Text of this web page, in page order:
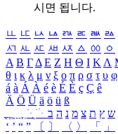
시면 됩니다.
ㅥ ㅦ ㅧ ㅨ ㅩ ㅪ ㅫ ㅬ
ㅺ ㅻ ㅼ ㅽ ㅾ ㅿ ㆀ ㆁ
Α Β ΓΔ Ε Ζ Η Θ Ι ΚΛ
θ ι κ λ μ ν ξ ο π ρ σ τ υ φ
á à Á À é è É È ç Ç ê
Ä Ö Ü ä ö ü ß
ִֶֹ ֻּ ׁׂ ש ץ ת צ מ נ ה ב
‘ ’ “ ” 〔 〕 〈 〉 「 」